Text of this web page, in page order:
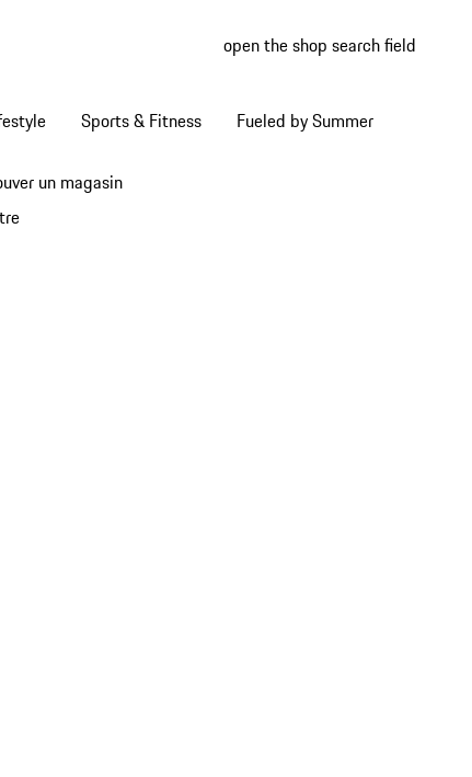
open the shop search field
lifestyle Sports & Fitness Fueled by Summer
un magasin